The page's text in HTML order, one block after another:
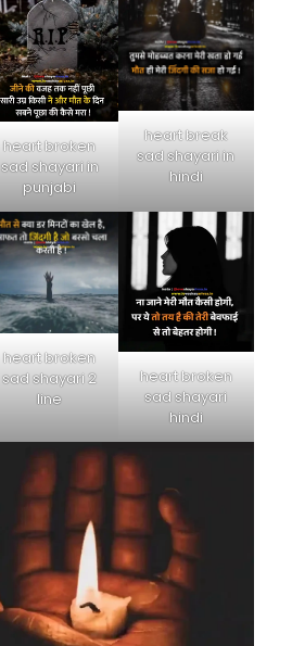
heart broken
sad shayari in
punjabi
heart break
sad shayari in
hindi
heart broken
sad shayari 2
line
heart broken
sad shayari
hindi